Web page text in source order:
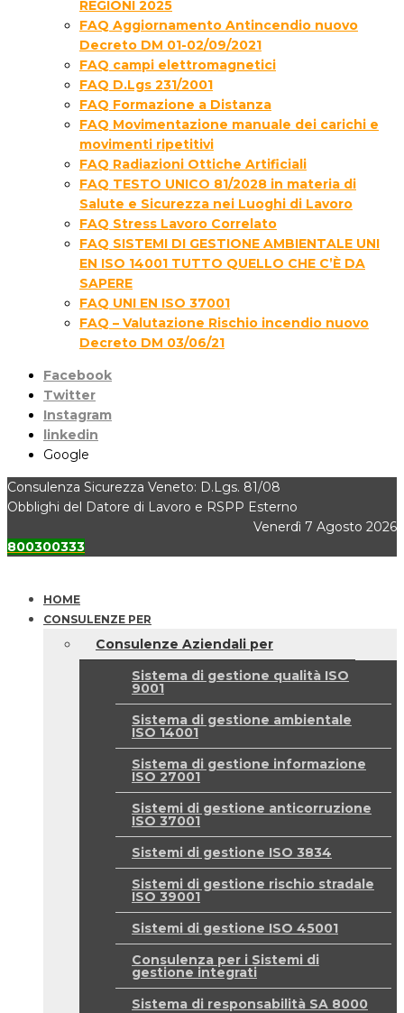
REGIONI 2025
FAQ Aggiornamento Antincendio nuovo
Decreto DM 01-02/09/2021
FAQ campi elettromagnetici
FAQ D.Lgs 231/2001
FAQ Formazione a Distanza
FAQ Movimentazione manuale dei carichi e
movimenti ripetitivi
FAQ Radiazioni Ottiche Artificiali
FAQ TESTO UNICO 81/2028 in materia di
Salute e Sicurezza nei Luoghi di Lavoro
FAQ Stress Lavoro Correlato
FAQ SISTEMI DI GESTIONE AMBIENTALE UNI
EN ISO 14001 TUTTO QUELLO CHE C’È DA
SAPERE
FAQ UNI EN ISO 37001
FAQ – Valutazione Rischio incendio nuovo
Decreto DM 03/06/21
Facebook
Twitter
Instagram
linkedin
Google
Consulenza Sicurezza Veneto: D.Lgs. 81/08
Obblighi del Datore di Lavoro e RSPP Esterno
Venerdì 7 Agosto 2026
800300333
HOME
CONSULENZE PER
Consulenze Aziendali per
Sistema di gestione qualità ISO
9001
Sistema di gestione ambientale
ISO 14001
Sistema di gestione informazione
ISO 27001
Sistemi di gestione anticorruzione
ISO 37001
Sistemi di gestione ISO 3834
Sistemi di gestione rischio stradale
ISO 39001
Sistemi di gestione ISO 45001
Consulenza per i Sistemi di
gestione integrati
Sistema di responsabilità SA 8000